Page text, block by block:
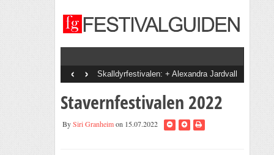
Skalldyrfestivalen: + Alexandra Jardvall
+ En Dags Pause + Tobias Sten + Diddi
Staysman + Svein Å Di + Bootznkatz
Band + Onsdagsbandet + Vinni + Det
‹ ›
Stavernfestivalen 2022
BySiri Granheimon 15.07.2022